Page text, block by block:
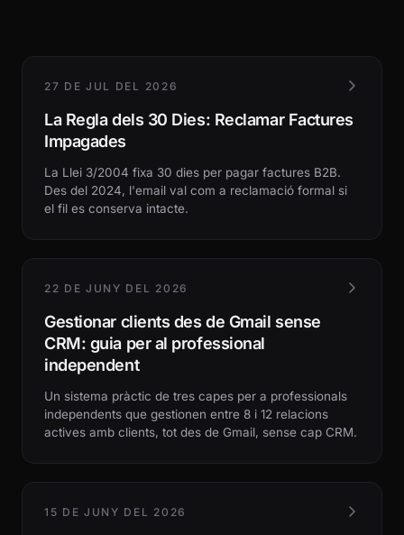
27 DE JUL DEL 2026
La Regla dels 30 Dies: Reclamar Factures
Impagades
La Llei 3/2004 fixa 30 dies per pagar factures B2B.
Des del 2024, l'email val com a reclamació formal si
el fil es conserva intacte.
22 DE JUNY DEL 2026
Gestionar clients des de Gmail sense
CRM: guia per al professional
independent
Un sistema pràctic de tres capes per a professionals
independents que gestionen entre 8 i 12 relacions
actives amb clients, tot des de Gmail, sense cap CRM.
15 DE JUNY DEL 2026